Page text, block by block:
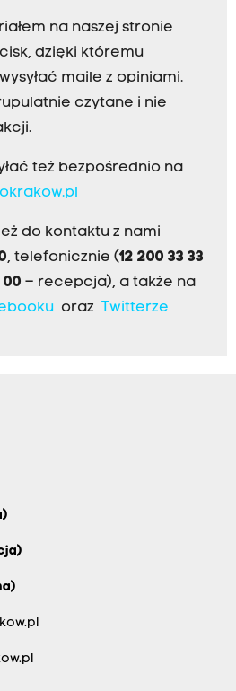
na naszej stronie
dzięki któremu
maile z opiniami.
czytane i nie
też bezpośrednio na
do kontaktu z nami
, telefonicznie (12 200 33 33
00 – recepcja), a także na
oraz Twitterze